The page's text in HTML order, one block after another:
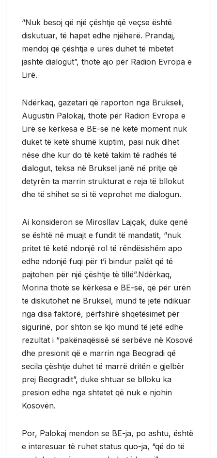
“Nuk besoj që një çështje që veçse është
diskutuar, të hapet edhe njëherë. Prandaj,
mendoj që çështja e urës duhet të mbetet
jashtë dialogut”, thotë ajo për Radion Evropa e
Lirë.
Ndërkaq, gazetari që raporton nga Brukseli,
Augustin Palokaj, thotë për Radion Evropa e
Lirë se kërkesa e BE-së në këtë moment nuk
duket të ketë shumë kuptim, pasi nuk dihet
nëse dhe kur do të ketë takim të radhës të
dialogut, teksa në Bruksel janë në pritje që
detyrën ta marrin strukturat e reja të bllokut
dhe të shihet se si të veprohet me dialogun.
Ai konsideron se Mirosllav Lajçak, duke qenë
se është në muajt e fundit të mandatit, “nuk
pritet të ketë ndonjë rol të rëndësishëm apo
edhe ndonjë fuqi për t’i bindur palët që të
pajtohen për një çështje të tillë”.Ndërkaq,
Morina thotë se kërkesa e BE-së, që për urën
të diskutohet në Bruksel, mund të jetë ndikuar
nga disa faktorë, përfshirë shqetësimet për
sigurinë, por shton se kjo mund të jetë edhe
rezultat i “pakënaqësisë së serbëve në Kosovë
dhe presionit që e marrin nga Beogradi që
secila çështje duhet të marrë dritën e gjelbër
prej Beogradit”, duke shtuar se blloku ka
presion edhe nga shtetet që nuk e njohin
Kosovën.
Por, Palokaj mendon se BE-ja, po ashtu, është
e interesuar të ruhet status quo-ja, “që do të